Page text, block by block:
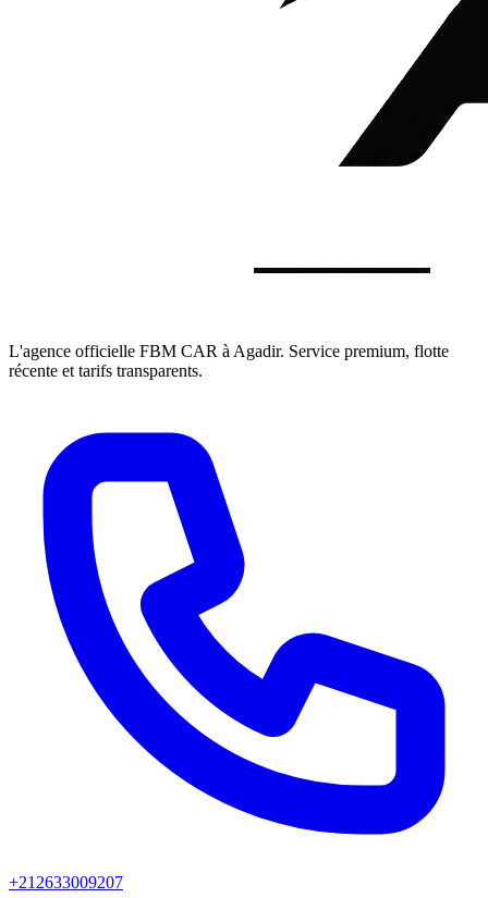
L'agence officielle FBM CAR à Agadir. Service premium, flotte
récente et tarifs transparents.
+212633009207